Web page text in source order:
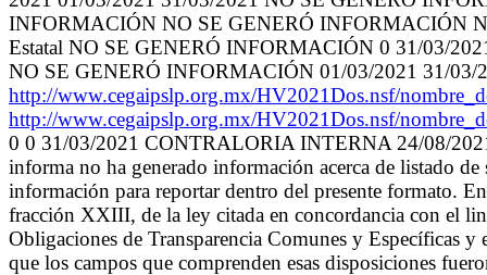
INFORMACIÓN NO SE GENERÓ INFORMACIÓN
Estatal NO SE GENERÓ INFORMACIÓN 0 31/03/
NO SE GENERÓ INFORMACIÓN 01/03/2021 31/03/
http://www.cegaipslp.org.mx/HV2021Dos.nsf/
http://www.cegaipslp.org.mx/HV2021Dos.nsf/
0 0 31/03/2021 CONTRALORIA INTERNA 24/08/2021
informa no ha generado información acerca de listado
información para reportar dentro del presente formato.
fracción XXIII, de la ley citada en concordancia con el
Obligaciones de Transparencia Comunes y Específicas
que los campos que comprenden esas disposiciones